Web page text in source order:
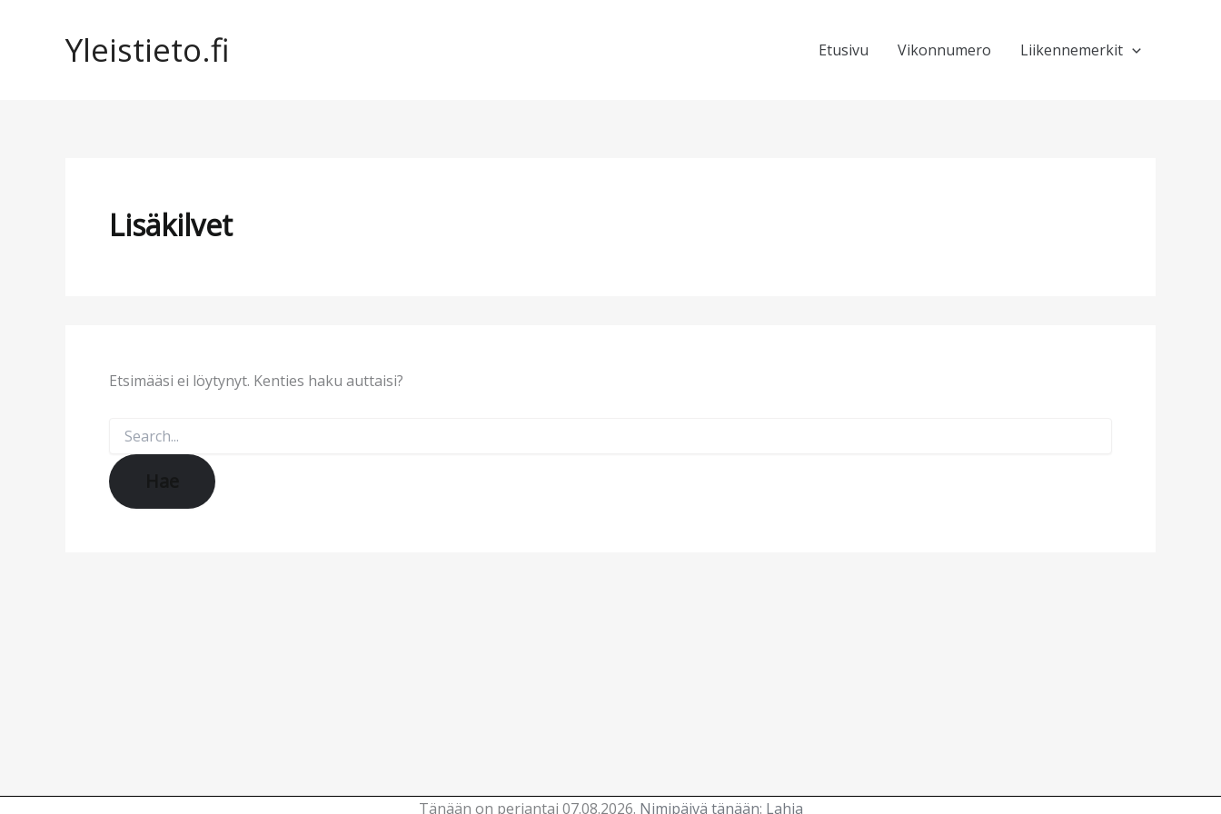
Yleistieto.fi Etusivu Vikonnumero Liikennemerkit
Lisäkilvet
Etsimääsi ei löytynyt. Kenties haku auttaisi?
for:
Tänään on perjantai 07.08.2026. Nimipäivä tänään: Lahja